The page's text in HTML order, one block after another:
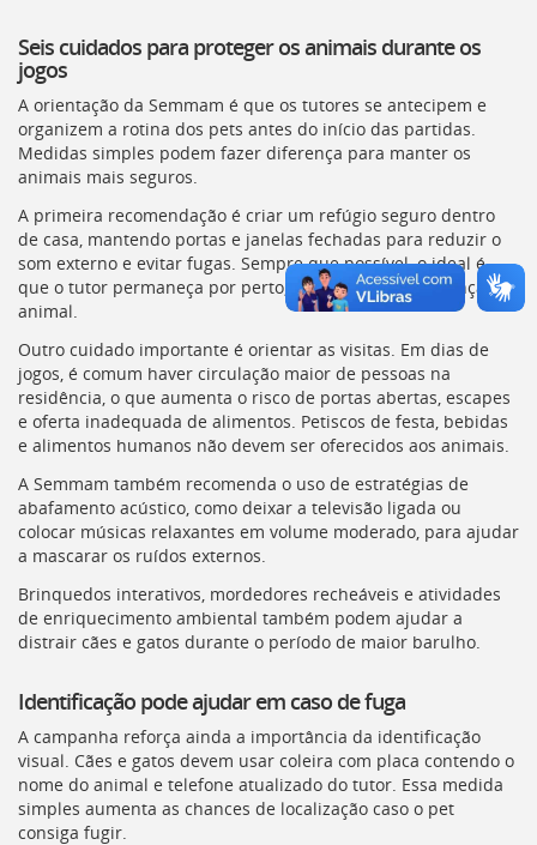
Seis cuidados para proteger os animais durante os
jogos
A orientação da Semmam é que os tutores se antecipem e
organizem a rotina dos pets antes do início das partidas.
Medidas simples podem fazer diferença para manter os
animais mais seguros.
A primeira recomendação é criar um refúgio seguro dentro
de casa, mantendo portas e janelas fechadas para reduzir o
som externo e evitar fugas. Sempre que possível, o ideal é
que o tutor permaneça por perto, transmitindo segurança ao
animal.
Outro cuidado importante é orientar as visitas. Em dias de
jogos, é comum haver circulação maior de pessoas na
residência, o que aumenta o risco de portas abertas, escapes
e oferta inadequada de alimentos. Petiscos de festa, bebidas
e alimentos humanos não devem ser oferecidos aos animais.
A Semmam também recomenda o uso de estratégias de
abafamento acústico, como deixar a televisão ligada ou
colocar músicas relaxantes em volume moderado, para ajudar
a mascarar os ruídos externos.
Brinquedos interativos, mordedores recheáveis e atividades
de enriquecimento ambiental também podem ajudar a
distrair cães e gatos durante o período de maior barulho.
Identificação pode ajudar em caso de fuga
A campanha reforça ainda a importância da identificação
visual. Cães e gatos devem usar coleira com placa contendo o
nome do animal e telefone atualizado do tutor. Essa medida
simples aumenta as chances de localização caso o pet
consiga fugir.